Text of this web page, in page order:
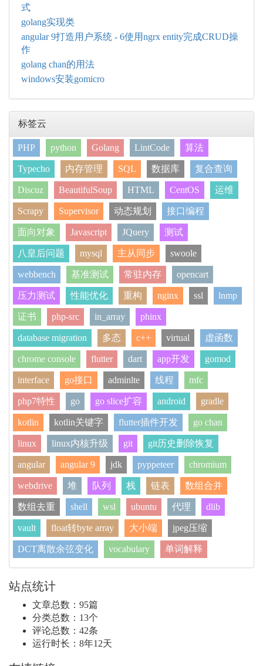
式
golang实现类
angular 9打造用户系统 - 6使用ngrx entity完成CRUD操
作
golang chan的用法
windows安装gomicro
标签云
PHP python Golang LintCode 算法
Typecho 内存管理 SQL 数据库 复合查询
Discuz BeautifulSoup HTML CentOS 运维
Scrapy Supervisor 动态规划 接口编程
面向对象 Javascript JQuery 测试
八皇后问题 mysql 主从同步 swoole
webbench 基准测试 常驻内存 opencart
压力测试 性能优化 重构 nginx ssl lnmp
证书 php-src in_array phinx
database migration 多态 c++ virtual 虚函数
chrome console flutter dart app开发 gomod
interface go接口 adminlte 线程 mfc
php7特性 go go slice扩容 android gradle
kotlin kotlin关键字 flutter插件开发 go chan
linux linux内核升级 git git历史删除恢复
angular angular 9 jdk pyppeteer chromium
webdrive 堆 队列 栈 链表 数组合并
数组去重 shell wsl ubuntu 代理 dlib
vault float转byte array 大小端 jpeg压缩
DCT离散余弦变化 vocabulary 单词解释
站点统计
文章总数：95篇
分类总数：13个
评论总数：42条
运行时长：8年12天